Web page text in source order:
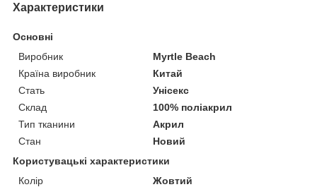
Характеристики
Основні
Виробник
Myrtle Beach
Країна виробник
Китай
Стать
Унісекс
Склад
100% поліакрил
Тип тканини
Акрил
Стан
Новий
Користувацькі характеристики
Колір
Жовтий